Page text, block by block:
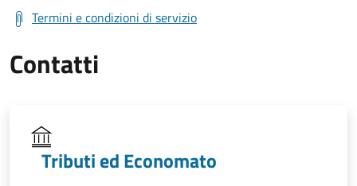
Termini e condizioni di servizio
Contatti
Tributi ed Economato